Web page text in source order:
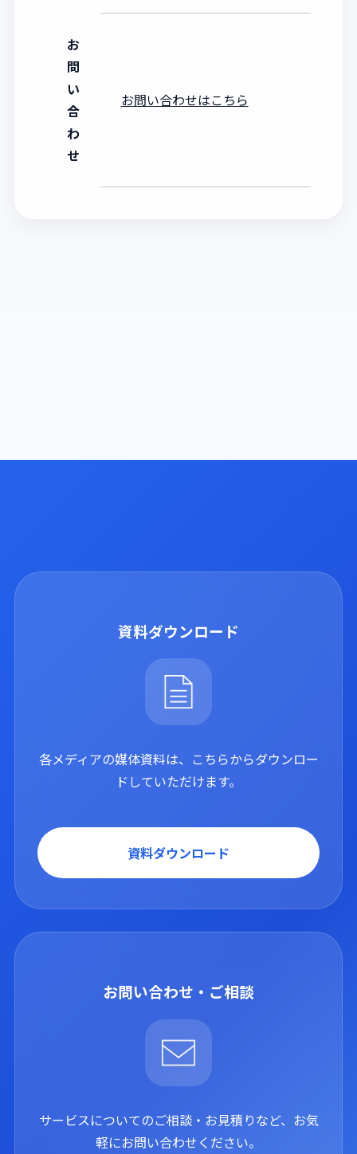
お
問
い
合
わ
せ
お問い合わせはこちら
資料ダウンロード
各メディアの媒体資料は、こちらからダウンロー
ドしていただけます。
資料ダウンロード
お問い合わせ・ご相談
サービスについてのご相談・お見積りなど、お気
軽にお問い合わせください。